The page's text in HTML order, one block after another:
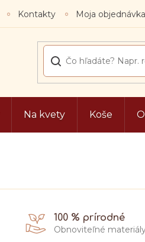
Kontakty Moja objednávka
Na kvety Koše
100 % prírodné
Obnoviteľné